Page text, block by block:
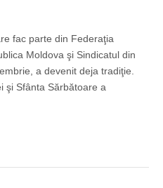
fac parte din Federaţia
Moldova şi Sindicatul din
a devenit deja tradiţie.
şi Sfânta Sărbătoare a